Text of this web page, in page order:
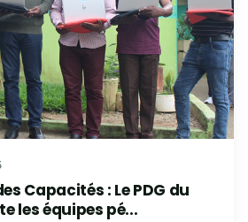
Capacités : Le PDG du
les équipes pé...